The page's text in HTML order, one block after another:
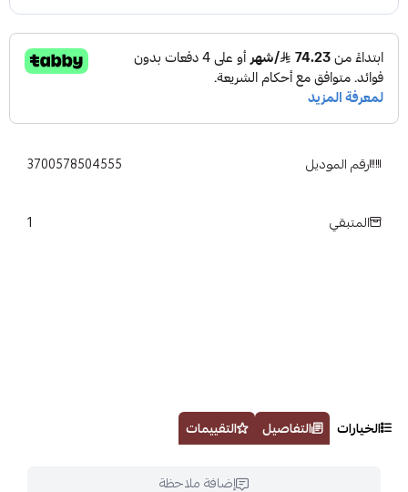
رقم الموديل 3700578504555
المتبقي 1
الخيارات التفاصيل التقييمات
إضافة ملاحظة